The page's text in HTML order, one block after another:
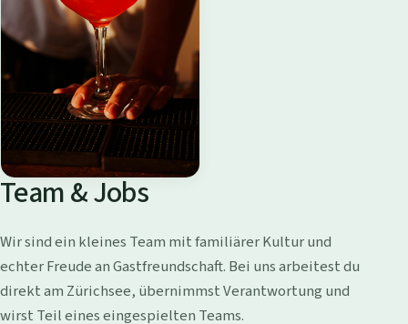
Team & Jobs
Wir sind ein kleines Team mit familiärer Kultur und
echter Freude an Gastfreundschaft. Bei uns arbeitest du
direkt am Zürichsee, übernimmst Verantwortung und
wirst Teil eines eingespielten Teams.